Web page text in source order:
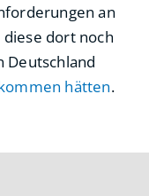
an
diese dort noch
Deutschland
hätten.